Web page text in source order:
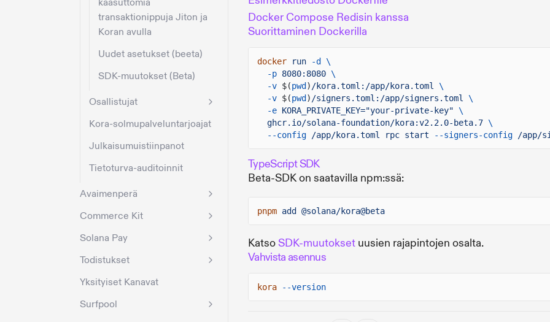
kaasuttomia
transaktionippuja Jiton ja
Koran avulla
Uudet asetukset (beeta)
SDK-muutokset (Beta)
Osallistujat
Kora-solmupalveluntarjoajat
Julkaisumuistiinpanot
Tietoturva-auditoinnit
Avaimenperä
Commerce Kit
Solana Pay
Todistukset
Yksityiset Kanavat
Surfpool
Docker Compose Redisin kanssa
Suorittaminen Dockerilla
docker run
-d \
-p 8080:8080 \
-v $(pwd )/kora.toml:/app/kora.toml \
-v $(pwd )/signers.toml:/app/signers.toml \
-e KORA_PRIVATE_KEY="your-private-key" \
ghcr.io/solana-foundation/kora:v2.2.0-beta.7 \
--config /app/kora.toml rpc start --signers-config /app/
TypeScript SDK
Beta-SDK on saatavilla npm:ssä:
pnpm add @solana/kora@beta
KatsoSDK-muutokset uusien rajapintojen osalta.
Vahvista asennus
kora --version